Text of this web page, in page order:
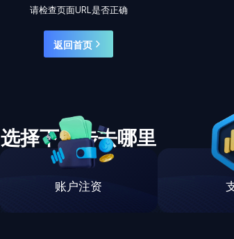
请检查页面URL是否正确
返回首页
选择下一步去哪里
账户注资